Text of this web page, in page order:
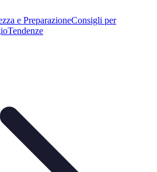
e PreparazioneConsigli per
Tendenze